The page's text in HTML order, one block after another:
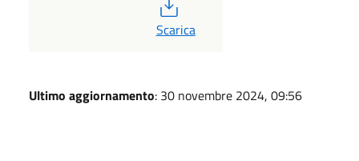
PDF
Scarica
Ultimo aggiornamento: 30 novembre 2024, 09:56